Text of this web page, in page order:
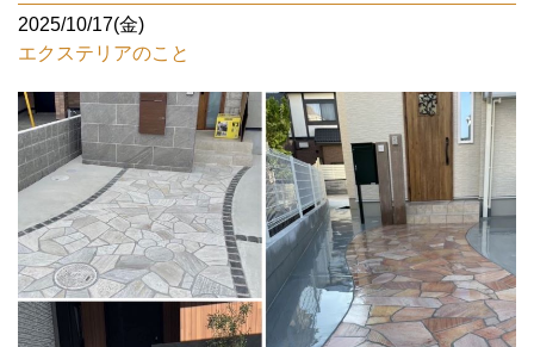
2025/10/17(金)
エクステリアのこと